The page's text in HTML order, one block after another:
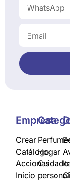
Empresa
Crear
Catálogo
Acciones
Inicio
Hogar
Cuidado
personal